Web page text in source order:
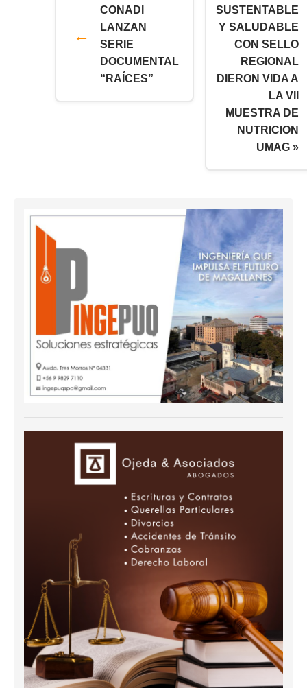
CONADI
LANZAN
SERIE
DOCUMENTAL
“RAÍCES”
SUSTENTABLE
Y SALUDABLE
CON SELLO
REGIONAL
DIERON VIDA A
LA VII
MUESTRA DE
NUTRICION
UMAG »